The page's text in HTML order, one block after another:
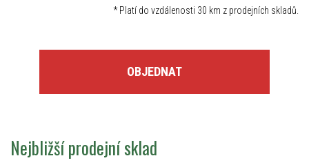
*Platí do vzdálenosti 30 km z prodejních skladů.
OBJEDNAT
Nejbližší prodejní sklad